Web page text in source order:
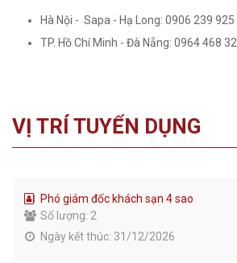
Hà Nội - Sapa - Hạ Long: 0906 239 925
TP. Hồ Chí Minh - Đà Nẵng: 0964 468 32
VỊ TRÍ TUYỂN DỤNG
Phó giám đốc khách sạn 4 sao
Số lượng: 2
Ngày kết thúc: 31/12/2026